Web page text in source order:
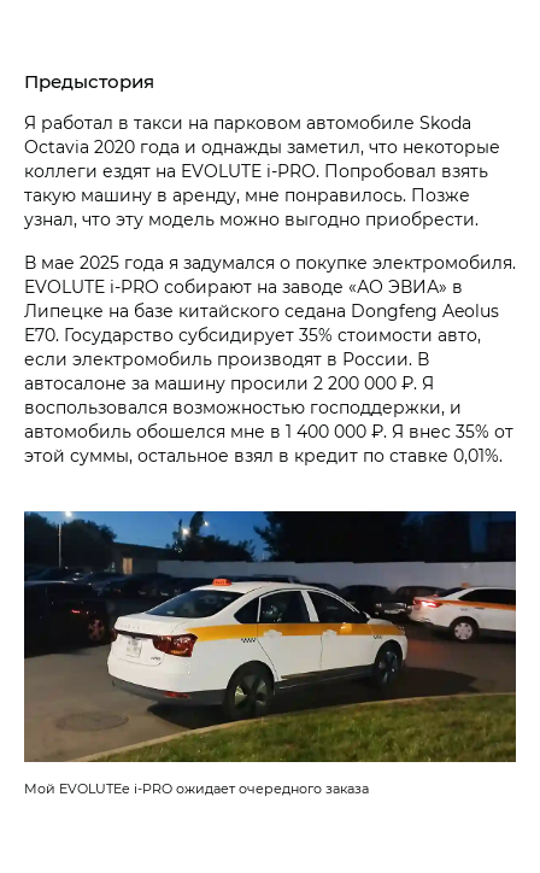
Предыстория
Я работал в такси на парковом автомобиле Skoda
Octavia 2020 года и однажды заметил, что некоторые
коллеги ездят на EVOLUTE i‑PRO. Попробовал взять
такую машину в аренду, мне понравилось. Позже
узнал, что эту модель можно выгодно приобрести.
В мае 2025 года я задумался о покупке электромобиля.
EVOLUTE i‑PRO собирают на заводе «АО ЭВИА» в
Липецке на базе китайского седана Dongfeng Aeolus
E70. Государство субсидирует 35% стоимости авто,
если электромобиль производят в России. В
автосалоне за машину просили 2 200 000 ₽. Я
воспользовался возможностью господдержки, и
автомобиль обошелся мне в 1 400 000 ₽. Я внес 35% от
этой суммы, остальное взял в кредит по ставке 0,01%.
Мой EVOLUTEe i‑PRO ожидает очередного заказа